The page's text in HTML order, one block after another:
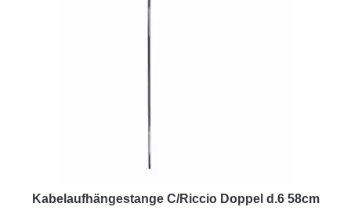
Kabelaufhängestange C/Riccio Doppel d.6 58cm